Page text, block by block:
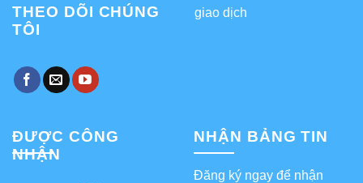
THEO DÕI CHÚNG
TÔI
giao dịch
ĐƯỢC CÔNG
NHẬN
NHẬN BẢNG TIN
Đăng ký ngay để nhận